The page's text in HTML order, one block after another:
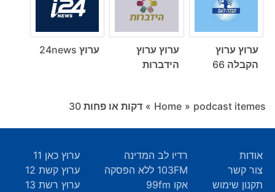
ערוץ ערוץ
הקבלה 66
ערוץ ערוץ
הידברות
ערוץ 24news
Home » podcast itemes
» דקות או פחות ‎30
אודות
צור קשר
תקנון שימוש
רדיו לב המדינה
103FM ללא הפסקה
אקו 99fm
ערוץ כאן 11
ערוץ קשת 12
ערוץ רשת 13